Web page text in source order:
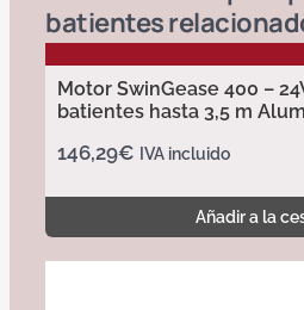
batientes
Motor SwinGease 400 –
batientes hasta 3,5 m
146,29€ IVA incluido
Añadir a la